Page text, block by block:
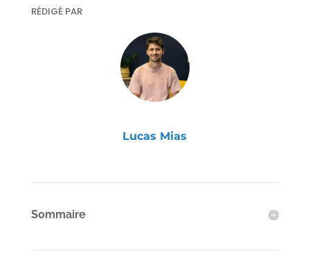
RÉDIGÉ PAR
Lucas Mias
Sommaire